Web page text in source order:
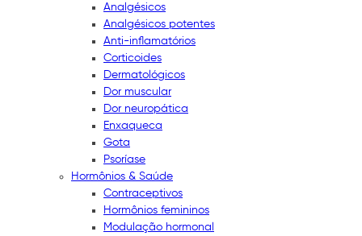
Analgésicos
Analgésicos potentes
Anti-inflamatórios
Corticoides
Dermatológicos
Dor muscular
Dor neuropática
Enxaqueca
Gota
Psoríase
Hormônios & Saúde
Contraceptivos
Hormônios femininos
Modulação hormonal